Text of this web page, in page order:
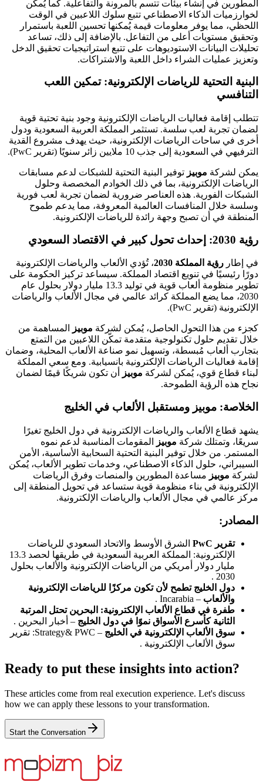
المطورين في إنشاء بيئات تتسم بالمرونة والتفاعلية. كما يُمكن
لخوارزميات الذكاء الاصطناعي تتبع سلوك اللاعبين في الوقت
اللحظي، مما يوفر معلومات قيمة يُمكنها تحسين اللعبة باستمرار
وتحقيق مستويات أعلى من التفاعل. بالإضافة إلى ذلك، تساعد
تحليلات البيانات الاستوديوهات على تتبع استراتيجيات تحقيق الدخل
وتعزيز عمليات الشراء داخل اللعبة والاشتراكات.
البنية التحتية للرياضات الإلكترونية: تمكين اللعب
التنافسي
تتطلب إقامة فعاليات الرياضات الإلكترونية وجود بنية تحتية قوية
لضمان تجربة لعب سلسة. تستثمر المملكة العربية السعودية ودول
أخرى في ساحات الرياضات الإلكترونية، حيث يهدف مشروع القدية
الترفيهي في السعودية إلى جذب 10 ملايين زائر سنويًا (تقرير PwC).
يمكن لشركة موبيز توفير البنية التحتية للشبكات لدعم مسابقات
الرياضات الإلكترونية، بما في ذلك الخوادم المخصصة وحلول
الشبكات الفورية. هذه العناصر ضرورية لضمان تجربة لعب فورية
وسلسة خلال المنافسات العالمية المعروفة، مما يدعم طموح
المنطقة في أن تصبح وجهة رائدة للرياضات الإلكترونية.
رؤية 2030: إحداث تحول كبير في الاقتصاد السعودي
في إطار رؤية المملكة 2030
، تُؤدي الألعاب والرياضات الإلكترونية
دورًا رئيسيًا في تنويع اقتصاد المملكة. سيساعد تركيز الحكومة على
تطوير منظومة ألعاب قوية في توليد 13.3 مليار دولار بحلول عام
2030، مما يضع المملكة كرائد عالمي في مجال الألعاب والرياضات
الإلكترونية (تقرير PwC).
كجزء من هذا التحول الحاصل، يُمكن لشركة موبيز
المساهمة من
خلال تقديم حلول تكنولوجية متقدمة تمكّن اللاعبين من التمتع
بتجارب ألعاب مُبسطة، وتسهيل نمو صناعة الألعاب المحلية، وضمان
إقامة فعاليات الرياضات الإلكترونية بانسيابية. ومع سعي المملكة
لبناء قطاع قوي، يُمكن لشركة موبيز
أن تكون شريكًا قيمًا لضمان
نجاح هذه الرؤية الطموحة.
الخلاصة: موبيز ومستقبل الألعاب في الخليج
يشهد قطاع الألعاب والرياضات الإلكترونية في دول الخليج تغيرًا
سريعًا، وتمتلك شركة موبيز
المقومات المناسبة لدعم نموه
المستمر. من خلال توفير البنية التحتية السحابية الأساسية، الأمن
السيبراني، حلول الذكاء الاصطناعي، وخدمات تطوير الألعاب، يُمكن
لشركة موبيز مساعدة المطورين والمنصات وفرق الرياضات
الإلكترونية في بناء منظومة قوية ستساعد في تحويل المنطقة إلى
مركز عالمي في مجال الألعاب والرياضات الإلكترونية.
المصادر:
تقرير PwC
الشرق الأوسط والاتحاد السعودي للرياضات
الإلكترونية: المملكة العربية السعودية في طريقها لحصد 13.3
مليار دولار أمريكي من الرياضات الإلكترونية والألعاب بحلول
2030 .
دول الخليج تطمح لأن تكون مركزًا للرياضات الإلكترونية
والألعاب – Incarabia .
طفرة في قطاع الألعاب الإلكترونية: البحرين تحتل المرتبة
الثانية كأسرع الأسواق نموًا في دول الخليج – أخبار البحرين .
سوق الألعاب الإلكترونية في الخليج
– Strategy& PWC: تقرير
سوق الألعاب الإلكترونية .
Ready to put these insights into action?
These articles come from real execution experience. Let's discuss
how we can apply these lessons to your transformation.
Start the Conversation